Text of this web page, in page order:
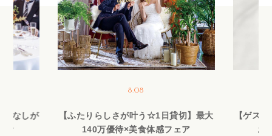
てなしが
食
8.08
【ふたりらしさが叶う☆1日貸切】最大
140万優待×美食体感フェア
【ゲス
お